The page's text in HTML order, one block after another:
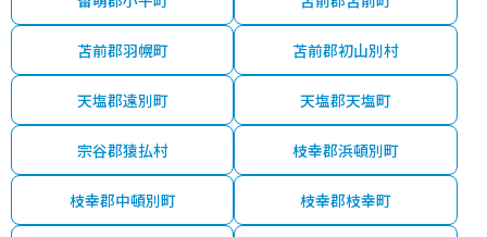
苫前郡羽幌町 苫前郡初山別村
天塩郡遠別町 天塩郡天塩町
宗谷郡猿払村 枝幸郡浜頓別町
枝幸郡中頓別町 枝幸郡枝幸町